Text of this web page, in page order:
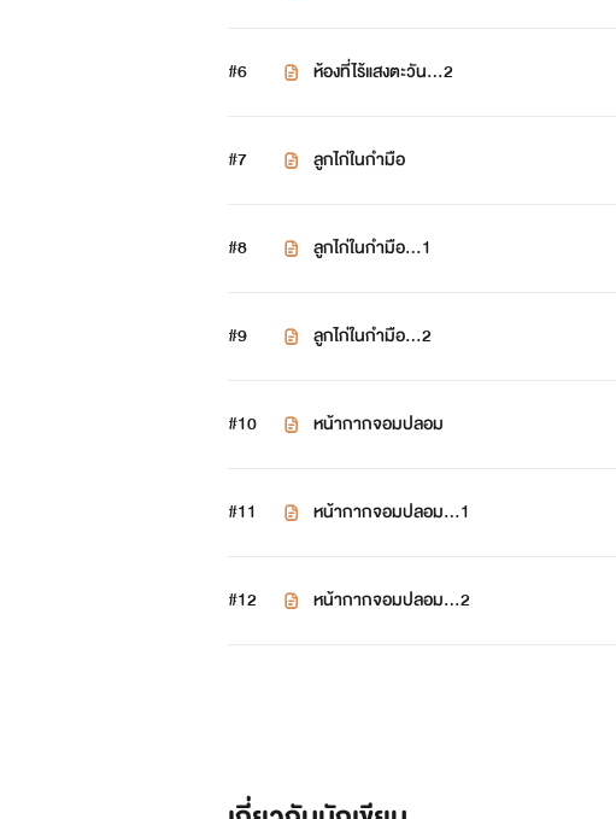
#6 ห้องที่ไร้แสงตะวัน...2
#7 ลูกไก่ในกำมือ
#8 ลูกไก่ในกำมือ...1
#9 ลูกไก่ในกำมือ...2
#10 หน้ากากจอมปลอม
#11 หน้ากากจอมปลอม...1
#12 หน้ากากจอมปลอม...2